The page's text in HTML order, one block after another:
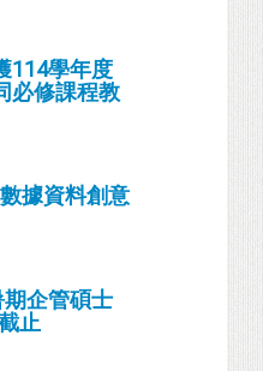
114學年度
必修課程教
據資料創意
企管碩士
止